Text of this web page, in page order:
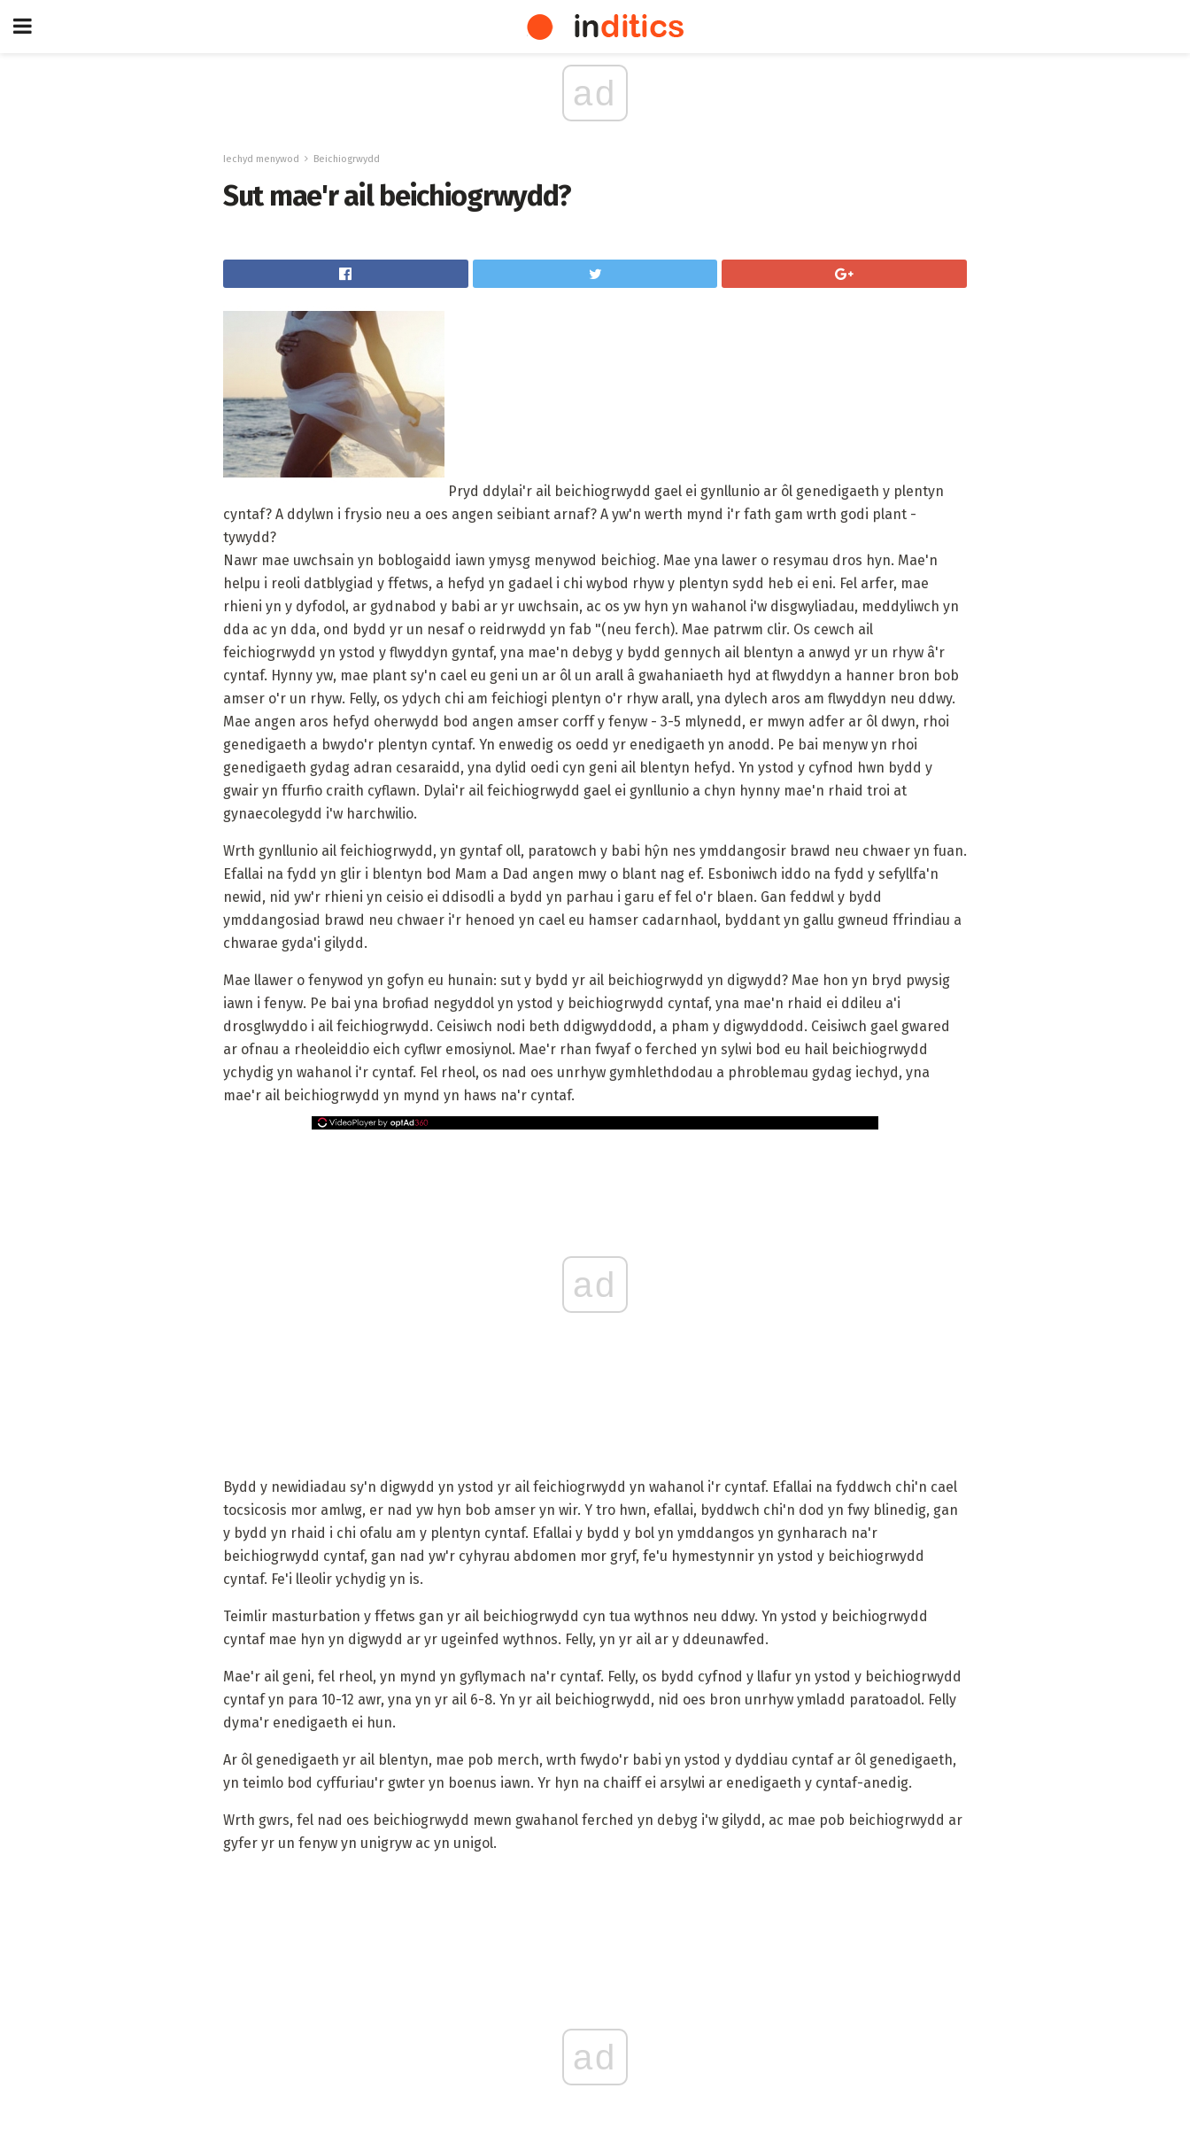
ad
Iechyd menywod Beichiogrwydd
Sut mae'r ail beichiogrwydd?
Pryd ddylai'r ail beichiogrwydd gael ei gynllunio ar ôl genedigaeth y plentyn
cyntaf? A ddylwn i frysio neu a oes angen seibiant arnaf? A yw'n werth mynd i'r fath gam wrth godi plant -
tywydd?
Nawr mae uwchsain yn boblogaidd iawn ymysg menywod beichiog. Mae yna lawer o resymau dros hyn. Mae'n
helpu i reoli datblygiad y ffetws, a hefyd yn gadael i chi wybod rhyw y plentyn sydd heb ei eni. Fel arfer, mae
rhieni yn y dyfodol, ar gydnabod y babi ar yr uwchsain, ac os yw hyn yn wahanol i'w disgwyliadau, meddyliwch yn
dda ac yn dda, ond bydd yr un nesaf o reidrwydd yn fab "(neu ferch). Mae patrwm clir. Os cewch ail
feichiogrwydd yn ystod y flwyddyn gyntaf, yna mae'n debyg y bydd gennych ail blentyn a anwyd yr un rhyw â'r
cyntaf. Hynny yw, mae plant sy'n cael eu geni un ar ôl un arall â gwahaniaeth hyd at flwyddyn a hanner bron bob
amser o'r un rhyw. Felly, os ydych chi am feichiogi plentyn o'r rhyw arall, yna dylech aros am flwyddyn neu ddwy.
Mae angen aros hefyd oherwydd bod angen amser corff y fenyw - 3-5 mlynedd, er mwyn adfer ar ôl dwyn, rhoi
genedigaeth a bwydo'r plentyn cyntaf. Yn enwedig os oedd yr enedigaeth yn anodd. Pe bai menyw yn rhoi
genedigaeth gydag adran cesaraidd, yna dylid oedi cyn geni ail blentyn hefyd. Yn ystod y cyfnod hwn bydd y
gwair yn ffurfio craith cyflawn. Dylai'r ail feichiogrwydd gael ei gynllunio a chyn hynny mae'n rhaid troi at
gynaecolegydd i'w harchwilio.
Wrth gynllunio ail feichiogrwydd, yn gyntaf oll, paratowch y babi hŷn nes ymddangosir brawd neu chwaer yn fuan.
Efallai na fydd yn glir i blentyn bod Mam a Dad angen mwy o blant nag ef. Esboniwch iddo na fydd y sefyllfa'n
newid, nid yw'r rhieni yn ceisio ei ddisodli a bydd yn parhau i garu ef fel o'r blaen. Gan feddwl y bydd
ymddangosiad brawd neu chwaer i'r henoed yn cael eu hamser cadarnhaol, byddant yn gallu gwneud ffrindiau a
chwarae gyda'i gilydd.
Mae llawer o fenywod yn gofyn eu hunain: sut y bydd yr ail beichiogrwydd yn digwydd? Mae hon yn bryd pwysig
iawn i fenyw. Pe bai yna brofiad negyddol yn ystod y beichiogrwydd cyntaf, yna mae'n rhaid ei ddileu a'i
drosglwyddo i ail feichiogrwydd. Ceisiwch nodi beth ddigwyddodd, a pham y digwyddodd. Ceisiwch gael gwared
ar ofnau a rheoleiddio eich cyflwr emosiynol. Mae'r rhan fwyaf o ferched yn sylwi bod eu hail beichiogrwydd
ychydig yn wahanol i'r cyntaf. Fel rheol, os nad oes unrhyw gymhlethdodau a phroblemau gydag iechyd, yna
mae'r ail beichiogrwydd yn mynd yn haws na'r cyntaf.
ad
Bydd y newidiadau sy'n digwydd yn ystod yr ail feichiogrwydd yn wahanol i'r cyntaf. Efallai na fyddwch chi'n cael
tocsicosis mor amlwg, er nad yw hyn bob amser yn wir. Y tro hwn, efallai, byddwch chi'n dod yn fwy blinedig, gan
y bydd yn rhaid i chi ofalu am y plentyn cyntaf. Efallai y bydd y bol yn ymddangos yn gynharach na'r
beichiogrwydd cyntaf, gan nad yw'r cyhyrau abdomen mor gryf, fe'u hymestynnir yn ystod y beichiogrwydd
cyntaf. Fe'i lleolir ychydig yn is.
Teimlir masturbation y ffetws gan yr ail beichiogrwydd cyn tua wythnos neu ddwy. Yn ystod y beichiogrwydd
cyntaf mae hyn yn digwydd ar yr ugeinfed wythnos. Felly, yn yr ail ar y ddeunawfed.
Mae'r ail geni, fel rheol, yn mynd yn gyflymach na'r cyntaf. Felly, os bydd cyfnod y llafur yn ystod y beichiogrwydd
cyntaf yn para 10-12 awr, yna yn yr ail 6-8. Yn yr ail beichiogrwydd, nid oes bron unrhyw ymladd paratoadol. Felly
dyma'r enedigaeth ei hun.
Ar ôl genedigaeth yr ail blentyn, mae pob merch, wrth fwydo'r babi yn ystod y dyddiau cyntaf ar ôl genedigaeth,
yn teimlo bod cyffuriau'r gwter yn boenus iawn. Yr hyn na chaiff ei arsylwi ar enedigaeth y cyntaf-anedig.
Wrth gwrs, fel nad oes beichiogrwydd mewn gwahanol ferched yn debyg i'w gilydd, ac mae pob beichiogrwydd ar
gyfer yr un fenyw yn unigryw ac yn unigol.
ad